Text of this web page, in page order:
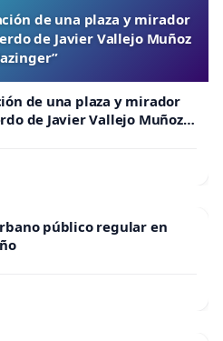
de una plaza y mirador
de Javier Vallejo Muñoz
de una plaza y mirador
de Javier Vallejo Muñoz
público regular en